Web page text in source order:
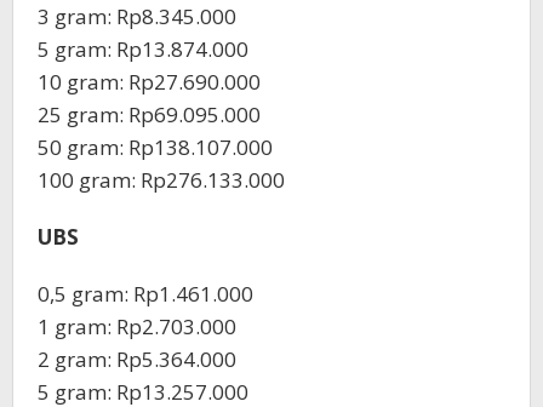
3 gram: Rp8.345.000
‎5 gram: Rp13.874.000
10 gram: Rp27.690.000
‎25 gram: Rp69.095.000
‎50 gram: Rp138.107.000
‎100 gram: Rp276.133.000
UBS
0,5 gram: Rp1.461.000
‎1 gram: Rp2.703.000
‎2 gram: Rp5.364.000
‎5 gram: Rp13.257.000